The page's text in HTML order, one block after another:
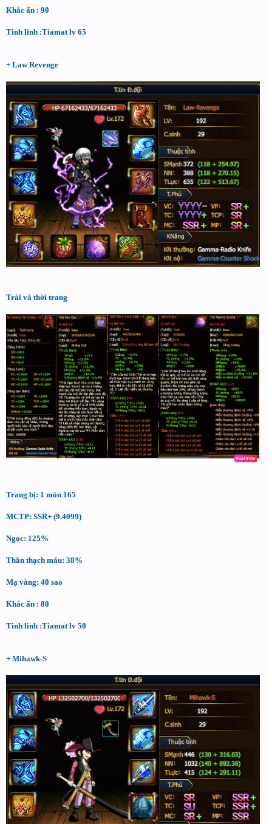
Khắc ấn : 90
Tinh linh :Tiamat lv 65
+ Law Revenge
Trái và thời trang
Trang bị: 1 món 165
MCTP: SSR+ (9.4099)
Ngọc: 125%
Thần thạch máu: 38%
Mạ vàng: 40 sao
Khắc ấn : 80
Tinh linh :Tiamat lv 50
+ Mihawk-S